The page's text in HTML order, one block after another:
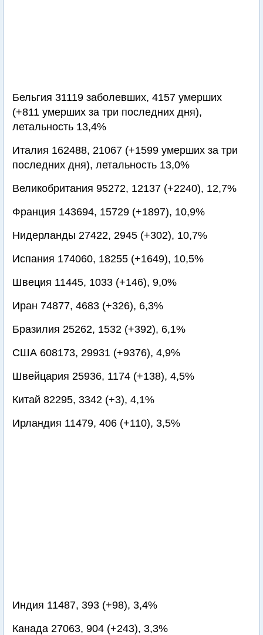
Бельгия 31119 заболевших, 4157 умерших
(+811 умерших за три последних дня),
летальность 13,4%
Италия 162488, 21067 (+1599 умерших за три
последних дня), летальность 13,0%
Великобритания 95272, 12137 (+2240), 12,7%
Франция 143694, 15729 (+1897), 10,9%
Нидерланды 27422, 2945 (+302), 10,7%
Испания 174060, 18255 (+1649), 10,5%
Швеция 11445, 1033 (+146), 9,0%
Иран 74877, 4683 (+326), 6,3%
Бразилия 25262, 1532 (+392), 6,1%
США 608173, 29931 (+9376), 4,9%
Швейцария 25936, 1174 (+138), 4,5%
Китай 82295, 3342 (+3), 4,1%
Ирландия 11479, 406 (+110), 3,5%
Индия 11487, 393 (+98), 3,4%
Канада 27063, 904 (+243), 3,3%